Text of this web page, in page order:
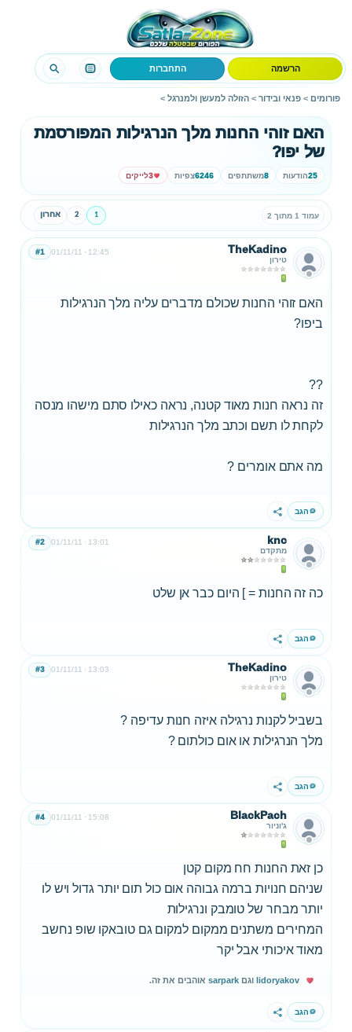
הרשמה התחברות
פורומים > פנאי ובידור > הזולה למעשן ולמנרגל >
האם זוהי החנות מלך הנרגילות המפורסמת
של יפו?
25הודעות 8משתתפים 6246צפיות 3לייקים
עמוד 1 מתוך 2 1
2 אחרון
TheKadino
טירון
01/11/11 12:45
#1
האם זוהי החנות שכולם מדברים עליה מלך הנרגילות
ביפו?
??
זה נראה חנות מאוד קטנה, נראה כאילו סתם מישהו מנסה
לקחת לו תשם וכתב מלך הנרגילות
מה אתם אומרים ?
הגב שתף
knc
מתקדם
01/11/11 13:01
#2
כה זה החנות = ] היום כבר אן שלט
הגב שתף
TheKadino
טירון
01/11/11 13:03
#3
בשביל לקנות נרגילה איזה חנות עדיפה ?
מלך הנרגילות או אום כולתום ?
הגב שתף
BlackPach
ג'וניור
01/11/11 15:08
#4
כן זאת החנות חח מקום קטן
שניהם חנויות ברמה גבוהה אום כול תום יותר גדול ויש לו
יותר מבחר של טומבק ונרגילות
המחירים משתנים ממקום למקום גם טובאקו שופ נחשב
מאוד איכותי אבל יקר
lidoryakov וגם sarpark אוהבים את זה.
הגב שתף